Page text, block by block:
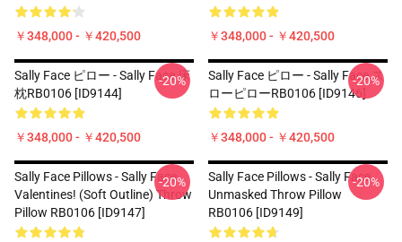
￥348,000 - ￥420,500 ￥348,000 - ￥420,500
Sally Face ピロー - Sally Face 床
枕RB0106 [ID9144]
￥348,000 - ￥420,500
-20%
Sally Face ピロー - Sally Face ス
ローピローRB0106 [ID9146]
￥348,000 - ￥420,500
-20%
Sally Face Pillows - Sally Face
Valentines! (Soft Outline) Throw
Pillow RB0106 [ID9147]
-20%
Sally Face Pillows - Sally Face
Unmasked Throw Pillow
RB0106 [ID9149]
-20%